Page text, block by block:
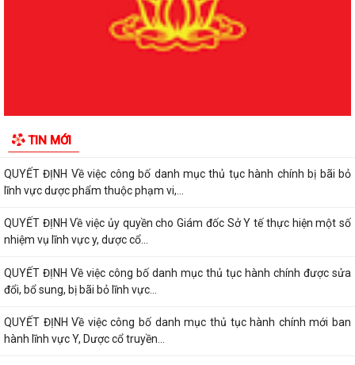
TIN MỚI
QUYẾT ĐỊNH Về việc công bố danh mục thủ tục hành chính được sửa
đổi, bổ sung, bị bãi bỏ lĩnh vực...
lĩnh vực dược phẩm thuộc phạm vi,...
QUYẾT ĐỊNH Về việc công bố danh mục thủ tục hành chính bị bãi bỏ
lĩnh vực dược phẩm thuộc phạm vi,...
QUYẾT ĐỊNH Về việc ủy quyền cho Giám đốc Sở Y tế thực hiện một số
nhiệm vụ lĩnh vực y, dược cổ...
QUYẾT ĐỊNH Về việc công bố danh mục thủ tục hành chính được sửa
đổi, bổ sung, bị bãi bỏ lĩnh vực...
QUYẾT ĐỊNH Về việc công bố danh mục thủ tục hành chính mới ban
hành lĩnh vực Y, Dược cổ truyền...